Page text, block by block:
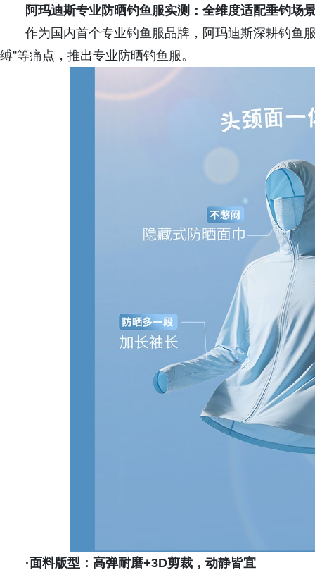
阿玛迪斯专业防晒钓鱼服实测：全维度适配垂钓场
作为国内首个专业钓鱼服品牌，阿玛迪斯深耕钓鱼
缚”等痛点，推出专业防晒钓鱼服。
·面料版型：高弹耐磨+3D剪裁，动静皆宜